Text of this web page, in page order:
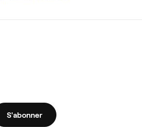
S'abonner